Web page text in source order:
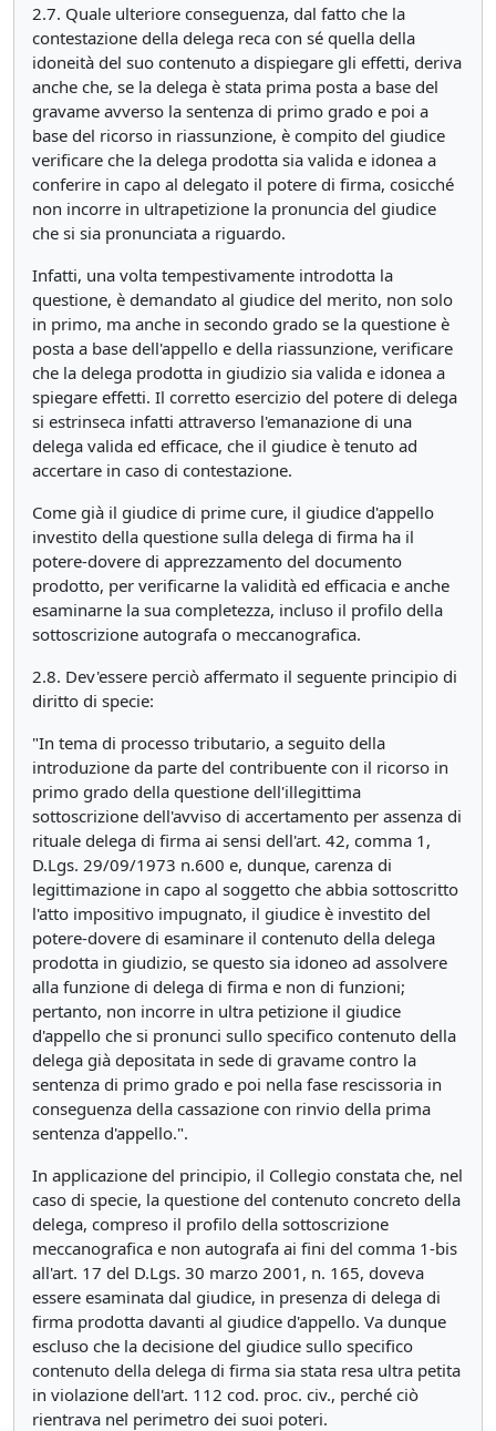
2.7. Quale ulteriore conseguenza, dal fatto che la
contestazione della delega reca con sé quella della
idoneità del suo contenuto a dispiegare gli effetti, deriva
anche che, se la delega è stata prima posta a base del
gravame avverso la sentenza di primo grado e poi a
base del ricorso in riassunzione, è compito del giudice
verificare che la delega prodotta sia valida e idonea a
conferire in capo al delegato il potere di firma, cosicché
non incorre in ultrapetizione la pronuncia del giudice
che si sia pronunciata a riguardo.
Infatti, una volta tempestivamente introdotta la
questione, è demandato al giudice del merito, non solo
in primo, ma anche in secondo grado se la questione è
posta a base dell'appello e della riassunzione, verificare
che la delega prodotta in giudizio sia valida e idonea a
spiegare effetti. Il corretto esercizio del potere di delega
si estrinseca infatti attraverso l'emanazione di una
delega valida ed efficace, che il giudice è tenuto ad
accertare in caso di contestazione.
Come già il giudice di prime cure, il giudice d'appello
investito della questione sulla delega di firma ha il
potere-dovere di apprezzamento del documento
prodotto, per verificarne la validità ed efficacia e anche
esaminarne la sua completezza, incluso il profilo della
sottoscrizione autografa o meccanografica.
2.8. Dev'essere perciò affermato il seguente principio di
diritto di specie:
"In tema di processo tributario, a seguito della
introduzione da parte del contribuente con il ricorso in
primo grado della questione dell'illegittima
sottoscrizione dell'avviso di accertamento per assenza di
rituale delega di firma ai sensi dell'art. 42, comma 1,
D.Lgs. 29/09/1973 n.600 e, dunque, carenza di
legittimazione in capo al soggetto che abbia sottoscritto
l'atto impositivo impugnato, il giudice è investito del
potere-dovere di esaminare il contenuto della delega
prodotta in giudizio, se questo sia idoneo ad assolvere
alla funzione di delega di firma e non di funzioni;
pertanto, non incorre in ultra petizione il giudice
d'appello che si pronunci sullo specifico contenuto della
delega già depositata in sede di gravame contro la
sentenza di primo grado e poi nella fase rescissoria in
conseguenza della cassazione con rinvio della prima
sentenza d'appello.".
In applicazione del principio, il Collegio constata che, nel
caso di specie, la questione del contenuto concreto della
delega, compreso il profilo della sottoscrizione
meccanografica e non autografa ai fini del comma 1-bis
all'art. 17 del D.Lgs. 30 marzo 2001, n. 165, doveva
essere esaminata dal giudice, in presenza di delega di
firma prodotta davanti al giudice d'appello. Va dunque
escluso che la decisione del giudice sullo specifico
contenuto della delega di firma sia stata resa ultra petita
in violazione dell'art. 112 cod. proc. civ., perché ciò
rientrava nel perimetro dei suoi poteri.